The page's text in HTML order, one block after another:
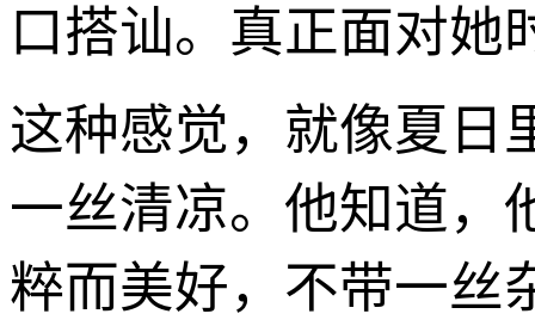
口搭讪。真正面对她
这种感觉，就像夏日
一丝清凉。他知道，
粹而美好，不带一丝